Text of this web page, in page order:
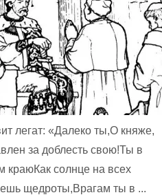
легат: «Далеко ты,О княже,
за доблесть свою!Ты в
краюКак солнце на всех
щедроты,Врагам ты в ...